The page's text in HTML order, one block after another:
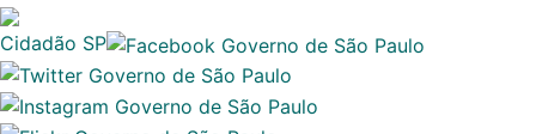
Cidadão SP